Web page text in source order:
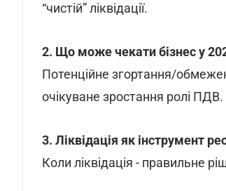
“чистій” ліквідації.
2. Що може чекати бізнес у
Потенційне згортання/
очікуване зростання ролі ПДВ.
3. Ліквідація як інструмент
Коли ліквідація - правильне